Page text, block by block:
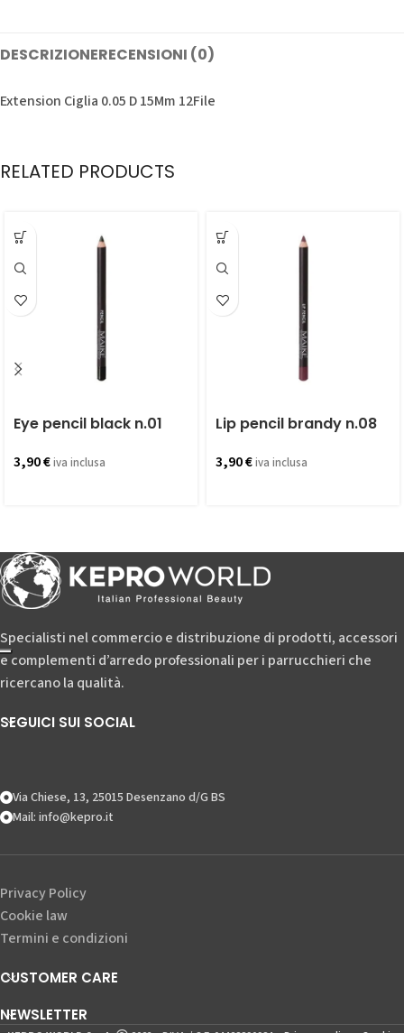
DESCRIZIONERECENSIONI (0)
Extension Ciglia 0.05 D 15Mm 12File
RELATED PRODUCTS
Eye pencil black n.01
3,90€iva inclusa
Lip pencil brandy n.08
3,90€iva inclusa
Specialisti nel commercio e distribuzione di prodotti, accessori
e complementi d’arredo professionali per i parrucchieri che
ricercano la qualità.
SEGUICI SUI SOCIAL
Via Chiese, 13, 25015 Desenzano d/G BS
Mail: info@kepro.it
Privacy Policy
Cookie law
Termini e condizioni
CUSTOMER CARE
NEWSLETTER